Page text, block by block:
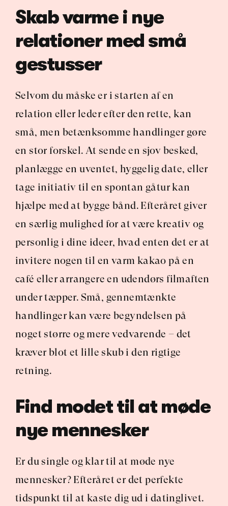
Skab varme i nye
relationer med små
gestusser
Selvom du måske er i starten af en
relation eller leder efter den rette, kan
små, men betænksomme handlinger gøre
en stor forskel. At sende en sjov besked,
planlægge en uventet, hyggelig date, eller
tage initiativ til en spontan gåtur kan
hjælpe med at bygge bånd. Efteråret giver
en særlig mulighed for at være kreativ og
personlig i dine ideer, hvad enten det er at
invitere nogen til en varm kakao på en
café eller arrangere en udendørs filmaften
under tæpper. Små, gennemtænkte
handlinger kan være begyndelsen på
noget større og mere vedvarende – det
kræver blot et lille skub i den rigtige
retning.
Find modet til at møde
nye mennesker
Er du single og klar til at møde nye
mennesker? Efteråret er det perfekte
tidspunkt til at kaste dig ud i datinglivet.